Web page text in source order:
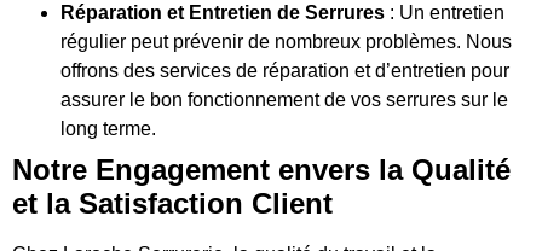
Réparation et Entretien de Serrures : Un entretien
régulier peut prévenir de nombreux problèmes. Nous
offrons des services de réparation et d’entretien pour
assurer le bon fonctionnement de vos serrures sur le
long terme.
Notre Engagement envers la Qualité
et la Satisfaction Client